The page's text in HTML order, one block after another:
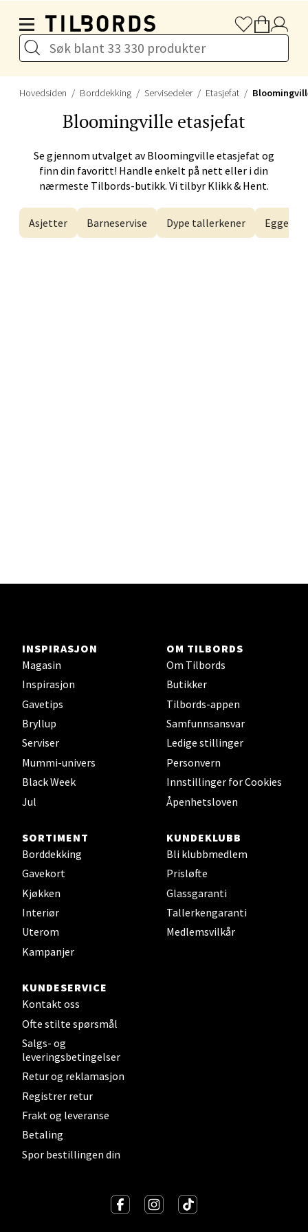
Hovedsiden Borddekking Servisedeler Etasjefat
Bloomingville etasjefat
Se gjennom utvalget avBloomingville etasjefat og
finn din favoritt! Handle enkelt på nett eller i din
nærmeste Tilbords-butikk. Vi tilbyr Klikk & Hent.
Asjetter Barneservise Dype tallerkener
INSPIRASJON
Magasin
Inspirasjon
Gavetips
Bryllup
Serviser
Mummi-univers
Black Week
Jul
OM TILBORDS
Om Tilbords
Butikker
Tilbords-appen
Samfunnsansvar
Ledige stillinger
Personvern
Innstillinger for Cookies
Åpenhetsloven
SORTIMENT
Borddekking
Gavekort
Kjøkken
Interiør
Uterom
Kampanjer
KUNDEKLUBB
Bli klubbmedlem
Prisløfte
Glassgaranti
Tallerkengaranti
Medlemsvilkår
KUNDESERVICE
Kontakt oss
Ofte stilte spørsmål
Salgs- og
leveringsbetingelser
Retur og reklamasjon
Registrer retur
Frakt og leveranse
Betaling
Spor bestillingen din
Naustdalsveien 4, 6800 Førde
Åpent i dag 10-20
Velg
Bergen - Galleriet
Torgalmenningen 8, 5014 Bergen
Åpent i dag 09-21
Stavanger og Sandnes -
Herbarium
Lars Hertervigs gate 6, 4005 Stavanger
Åpent i dag 10-20
Velg
Bergen - Horisont
Myrdalsvegen 2, 5130 Nyborg
Åpent i dag 10-21
Sandefjord - Hvaltorvet
Torget 7, 3210 Sandefjord
Åpent i dag 10-20
Karlsøyveien 12, 9015 Tromsø